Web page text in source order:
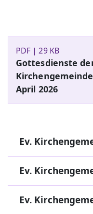
PDF | 29 KB
Gottesdienste
April 2026
Ev.
Ev.
Ev.